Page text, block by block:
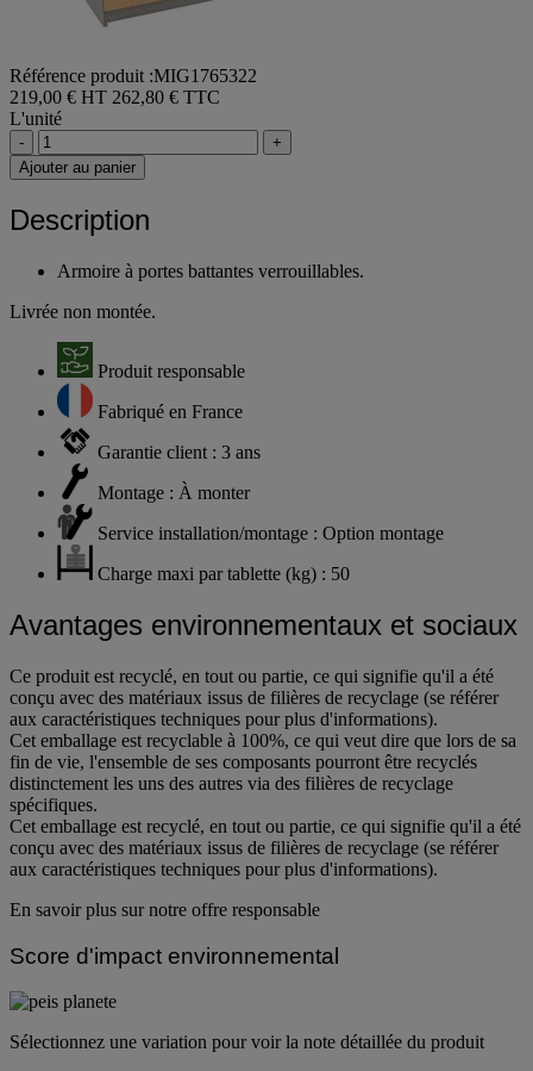
Référence produit :MIG1765322
219,00 € HT 262,80 € TTC
L'unité
-
+
Ajouter au panier
Description
Armoire à portes battantes verrouillables.
Livrée non montée.
Produit responsable
Fabriqué en France
Garantie client : 3 ans
Montage : À monter
Service installation/montage : Option montage
Charge maxi par tablette (kg) : 50
Avantages environnementaux et sociaux
Ce produit est recyclé, en tout ou partie, ce qui signifie qu'il a été
conçu avec des matériaux issus de filières de recyclage (se référer
aux caractéristiques techniques pour plus d'informations).
Cet emballage est recyclable à 100%, ce qui veut dire que lors de sa
fin de vie, l'ensemble de ses composants pourront être recyclés
distinctement les uns des autres via des filières de recyclage
spécifiques.
Cet emballage est recyclé, en tout ou partie, ce qui signifie qu'il a été
conçu avec des matériaux issus de filières de recyclage (se référer
aux caractéristiques techniques pour plus d'informations).
En savoir plus sur notre offre responsable
Score d'impact environnemental
Sélectionnez une variation pour voir la note détaillée du produit